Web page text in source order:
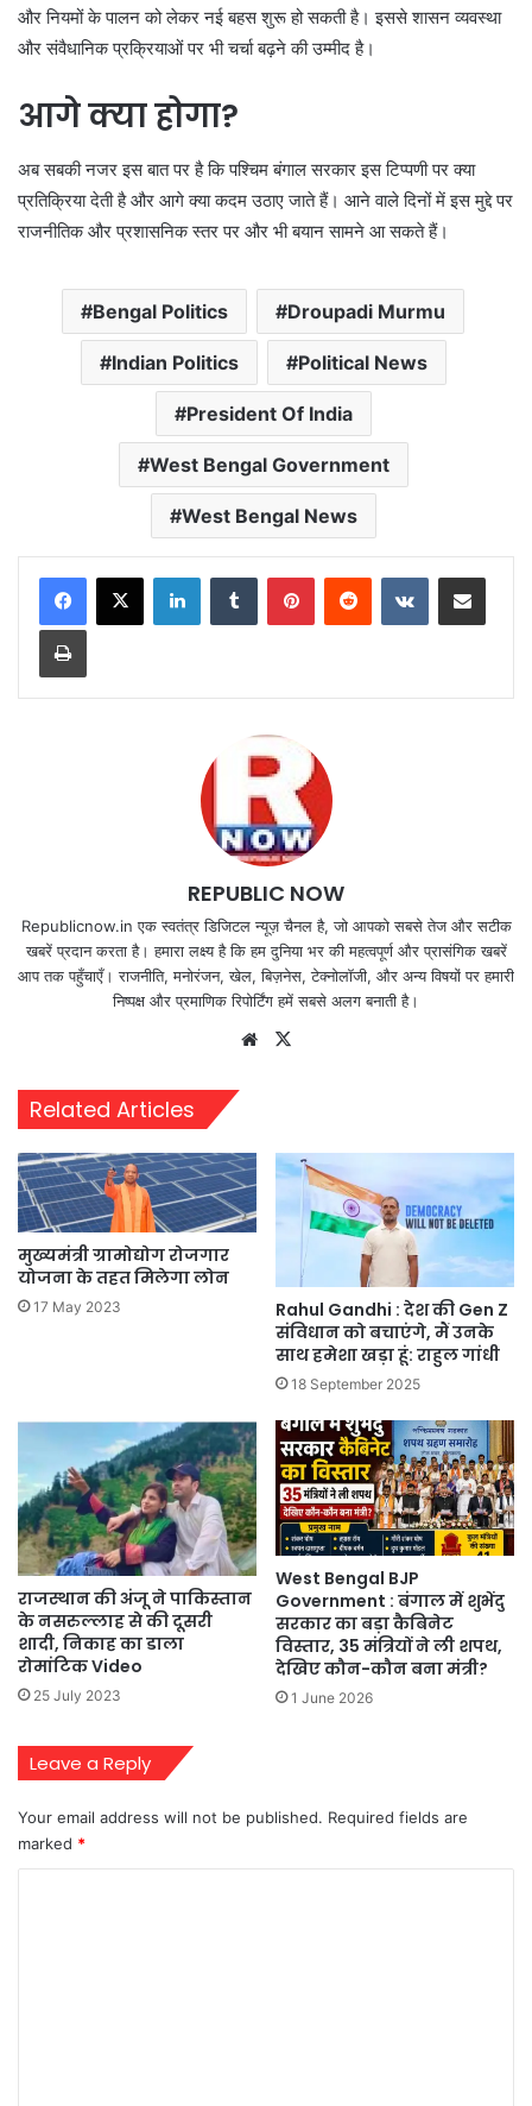
और नियमों के पालन को लेकर नई बहस शुरू हो सकती है। इससे शासन व्यवस्था
और संवैधानिक प्रक्रियाओं पर भी चर्चा बढ़ने की उम्मीद है।
आगे क्या होगा?
अब सबकी नजर इस बात पर है कि पश्चिम बंगाल सरकार इस टिप्पणी पर क्या
प्रतिक्रिया देती है और आगे क्या कदम उठाए जाते हैं। आने वाले दिनों में इस मुद्दे पर
राजनीतिक और प्रशासनिक स्तर पर और भी बयान सामने आ सकते हैं।
Bengal Politics Droupadi Murmu
Indian Politics Political News
President Of India
West Bengal Government
West Bengal News
LinkedInTumblr PinterestReddit VKontakteShare via Email
Print
REPUBLIC NOW
Republicnow.in एक स्वतंत्र डिजिटल न्यूज़ चैनल है, जो आपको सबसे तेज और सटीक
खबरें प्रदान करता है। हमारा लक्ष्य है कि हम दुनिया भर की महत्वपूर्ण और प्रासंगिक खबरें
आप तक पहुँचाएँ। राजनीति, मनोरंजन, खेल, बिज़नेस, टेक्नोलॉजी, और अन्य विषयों पर हमारी
निष्पक्ष और प्रमाणिक रिपोर्टिंग हमें सबसे अलग बनाती है।
Website
Related Articles
मुख्यमंत्री ग्रामोद्योग रोजगार
योजना के तहत मिलेगा लोन
17 May 2023
Rahul Gandhi : देश की Gen Z
संविधान को बचाएंगे, मैं उनके
साथ हमेशा खड़ा हूं: राहुल गांधी
18 September 2025
राजस्थान की अंजू ने पाकिस्तान
के नसरुल्लाह से की दूसरी
शादी, निकाह का डाला
रोमांटिक Video
25 July 2023
West Bengal BJP
Government : बंगाल में शुभेंदु
सरकार का बड़ा कैबिनेट
विस्तार, 35 मंत्रियों ने ली शपथ,
देखिए कौन-कौन बना मंत्री?
1 June 2026
Leave a Reply
Your email address will not be published. Required fields are
marked *